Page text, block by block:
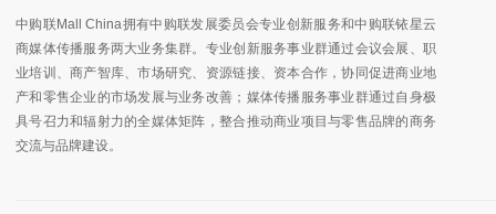
中购联Mall China拥有中购联发展委员会专业创新服务和中购联铱星云
商媒体传播服务两大业务集群。专业创新服务事业群通过会议会展、职
业培训、商产智库、市场研究、资源链接、资本合作，协同促进商业地
产和零售企业的市场发展与业务改善；媒体传播服务事业群通过自身极
具号召力和辐射力的全媒体矩阵，整合推动商业项目与零售品牌的商务
交流与品牌建设。